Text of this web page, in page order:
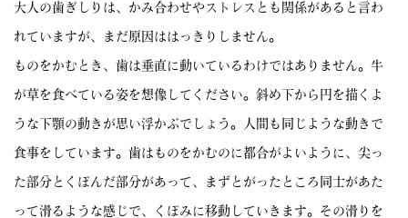
大人の歯ぎしりは、かみ合わせやストレスとも関係があると言わ
れていますが、まだ原因ははっきりしません。
ものをかむとき、歯は垂直に動いているわけではありません。牛
が草を食べている姿を想像してください。斜め下から円を描くよ
うな下顎の動きが思い浮かぶでしょう。人間も同じような動きで
食事をしています。歯はものをかむのに都合がよいように、尖っ
た部分とくぼんだ部分があって、まずとがったところ同士があた
って滑るような感じで、くぼみに移動していきます。その滑りを